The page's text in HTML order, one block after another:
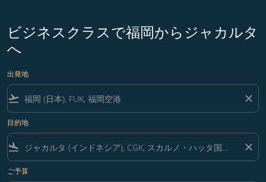
ビジネスクラスで福岡からジャカルタ
へ
出発地
flight_takeoff close
目的地
flight_land close
ご予算